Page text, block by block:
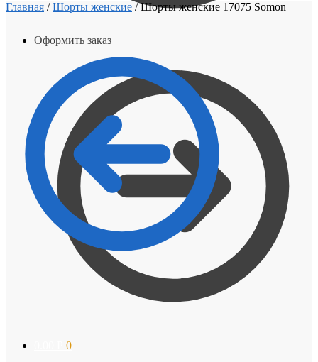
Оформить заказ
0
Главная /Шорты женские /Шорты женские 17075 Somon